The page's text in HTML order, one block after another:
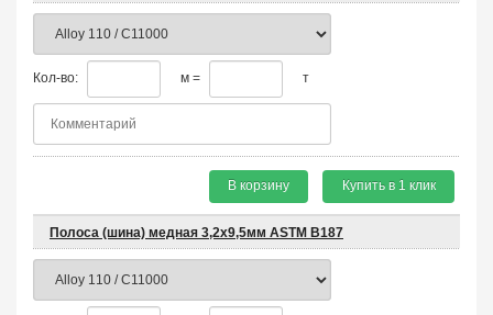
Кол-во: м = т
В корзину Купить в 1 клик
Полоса (шина) медная 3,2х9,5мм ASTM B187